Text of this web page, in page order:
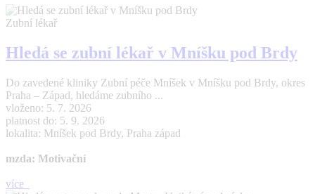
Zubní lékař
Hledá se zubní lékař v Mníšku pod Brdy
Do zavedené kliniky Zubní péče Mníšek v Mníšku pod Brdy, okres
Praha – Západ, hledáme zubního ...
vloženo: 5. 7. 2026
platnost do: 5. 9. 2026
lokalita: Mníšek pod Brdy, Praha západ
mzda: Motivační
více